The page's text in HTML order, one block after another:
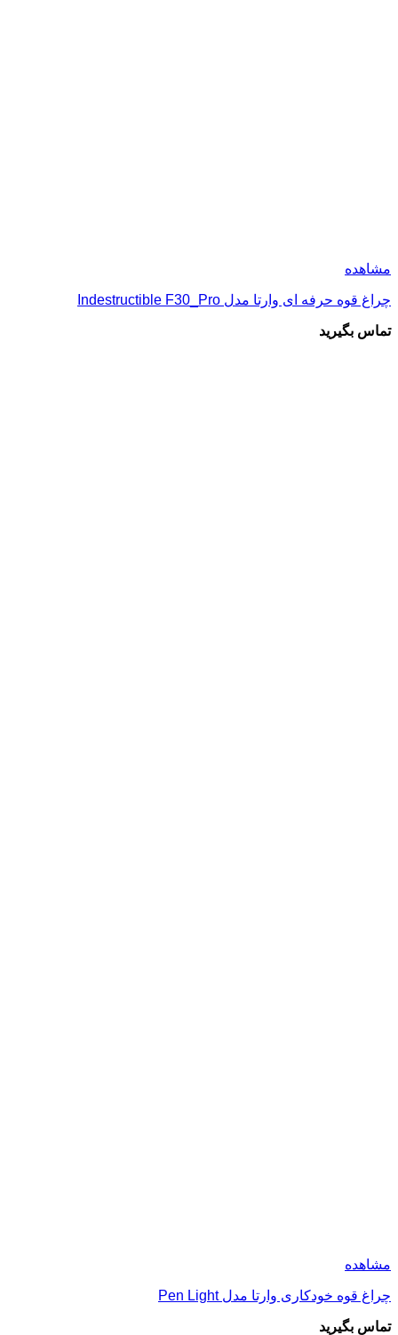
مشاهده
چراغ قوه حرفه ای وارتا مدل Indestructible F30_Pro
تماس بگیرید
مشاهده
چراغ قوه خودکاری وارتا مدل Pen Light
تماس بگیرید